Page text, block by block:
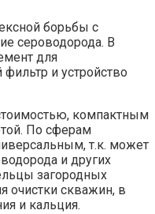
борьбы с
сероводорода. В
для
и устройство
компактным
По сферам
т.к. может
и других
загородных
очистки скважин, в
и кальция.